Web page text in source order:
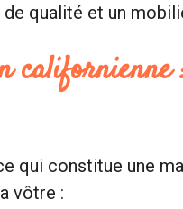
qualité et un
californienne
qui constitue une
vôtre :